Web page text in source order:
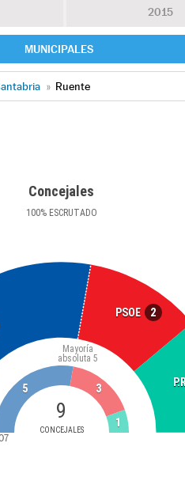
2015
MUNICIPALES
» Ruente
Concejales
100%ESCRUTADO
PSOE 2
9
CONCEJALES
Mayoría
absoluta 5
5 3
1